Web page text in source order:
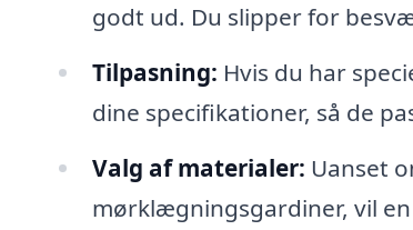
godt ud. Du slipper for
Tilpasning: Hvis du har
dine specifikationer, så de
Valg af materialer: Uanset
mørklægningsgardiner, vil